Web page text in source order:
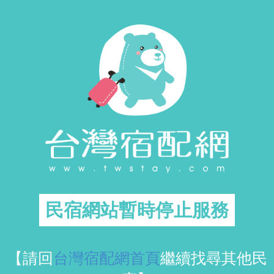
民宿網站暫時停止服務
【請回台灣宿配網首頁繼續找尋其他民